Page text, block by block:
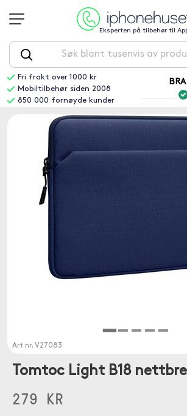
Eksperten på tilbehør til
Fri frakt over 1000 kr
Mobiltilbehør siden 2008
850 000 fornøyde kunder
BRA
Art.nr. V27083
Tomtoc Light B18
279 KR